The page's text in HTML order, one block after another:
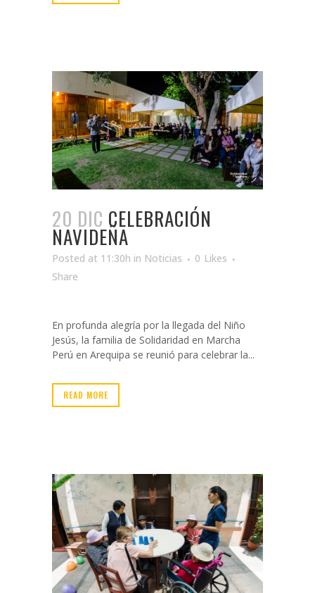
20 DIC CELEBRACIÓN
NAVIDEÑA
Posted at 11:30h in Noticias 0 Likes
Share
En profunda alegría por la llegada del Niño
Jesús, la familia de Solidaridad en Marcha
Perú en Arequipa se reunió para celebrar la...
READ MORE